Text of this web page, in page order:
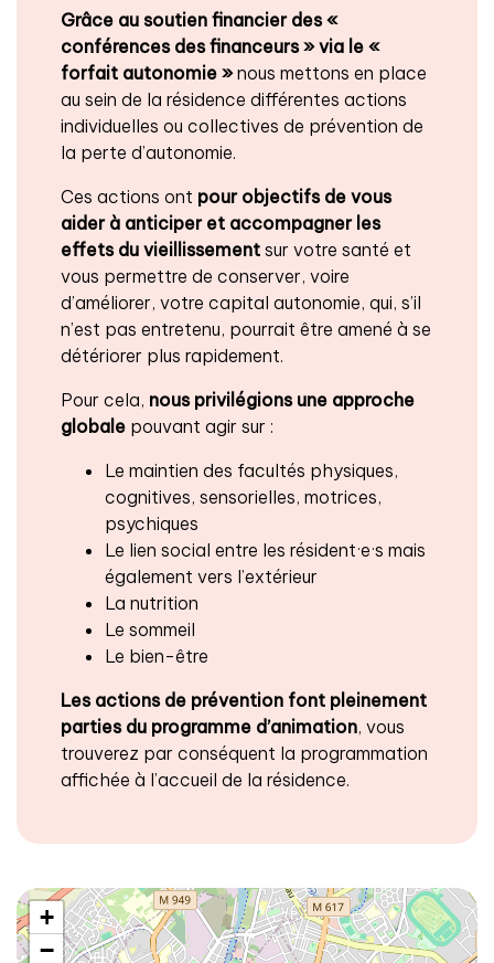
Grâce au soutien financier des «
conférences des financeurs » via le «
forfait autonomie »nous mettons en place
au sein de la résidence différentes actions
individuelles ou collectives de prévention de
la perte d’autonomie.
Ces actions ont pour objectifs de vous
aider à anticiper et accompagner les
effets du vieillissement sur votre santé et
vous permettre de conserver, voire
d’améliorer, votre capital autonomie, qui, s’il
n’est pas entretenu, pourrait être amené à se
détériorer plus rapidement.
Pour cela, nous privilégions une approche
globale pouvant agir sur :
Le maintien des facultés physiques,
cognitives, sensorielles, motrices,
psychiques
Le lien social entre les résident·e·s mais
également vers l’extérieur
La nutrition
Le sommeil
Le bien-être
Les actions de prévention font pleinement
parties du programme d’animation, vous
trouverez par conséquent la programmation
affichée à l’accueil de la résidence.
+
−